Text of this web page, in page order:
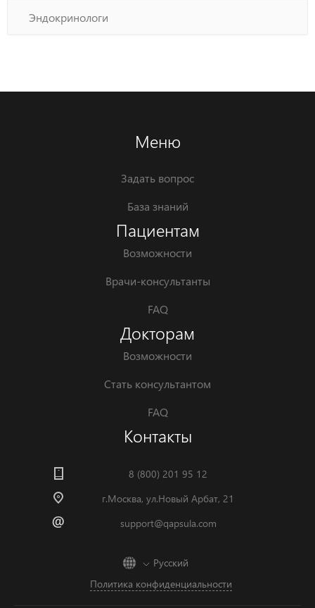
Эндокринологи
Меню
Задать вопрос
База знаний
Пациентам
Возможности
Врачи-консультанты
FAQ
Докторам
Возможности
Стать консультантом
FAQ
Контакты
8 (800) 201 95 12
г.Москва, ул.Новый Арбат, 21
support@qapsula.com
Русский
Политика конфиденциальности